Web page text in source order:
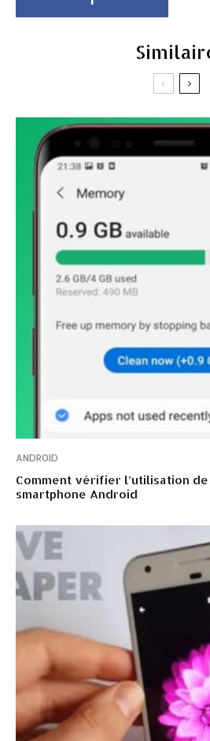
ANDROID
Comment vérifier l’utilisation
smartphone Android